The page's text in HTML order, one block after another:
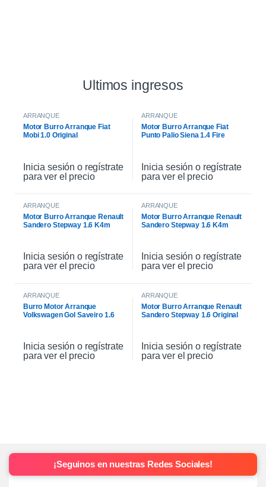
Ultimos ingresos
ARRANQUE
Motor Burro Arranque Fiat
Mobi 1.0 Original
Inicia sesión o regístrate
para ver el precio
ARRANQUE
Motor Burro Arranque Fiat
Punto Palio Siena 1.4 Fire
Inicia sesión o regístrate
para ver el precio
ARRANQUE
Motor Burro Arranque Renault
Sandero Stepway 1.6 K4m
Inicia sesión o regístrate
para ver el precio
ARRANQUE
Motor Burro Arranque Renault
Sandero Stepway 1.6 K4m
Inicia sesión o regístrate
para ver el precio
ARRANQUE
Burro Motor Arranque
Volkswagen Gol Saveiro 1.6
Inicia sesión o regístrate
para ver el precio
ARRANQUE
Motor Burro Arranque Renault
Sandero Stepway 1.6 Original
Inicia sesión o regístrate
para ver el precio
¡Seguinos en nuestras Redes Sociales!